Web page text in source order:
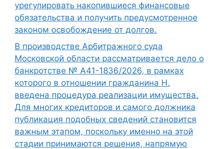
урегулировать накопившиеся финансовые
обязательства и получить предусмотренное
законом освобождение от долгов.
В производстве Арбитражного суда
Московской области рассматривается дело о
банкротстве № А41-1836/2026, в рамках
которого в отношении гражданина Н.
введена процедура реализации имущества.
Для многих кредиторов и самого должника
публикация подобных сведений становится
важным этапом, поскольку именно на этой
стадии принимаются решения, напрямую